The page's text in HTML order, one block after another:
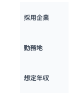
採用企業
勤務地
想定年収